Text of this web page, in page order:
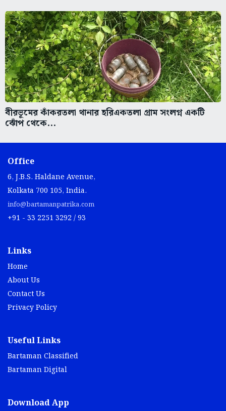
বীরভূমের কাঁকরতলা থানার হরিএকতলা গ্রাম সংলগ্ন একটি
ঝোঁপ থেকে...
Office
6, J.B.S. Haldane Avenue,
Kolkata 700 105, India.
info@bartamanpatrika.com
+91 - 33 2251 3292 / 93
Links
Home
About Us
Contact Us
Privacy Policy
Useful Links
Bartaman Classified
Bartaman Digital
Download App